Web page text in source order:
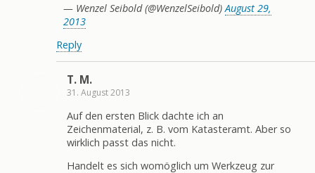
— Wenzel Seibold (@WenzelSeibold) August 29,
2013
Reply
T. M.
31. August 2013
Auf den ersten Blick dachte ich an
Zeichenmaterial, z. B. vom Katasteramt. Aber so
wirklich passt das nicht.
Handelt es sich womöglich um Werkzeug zur